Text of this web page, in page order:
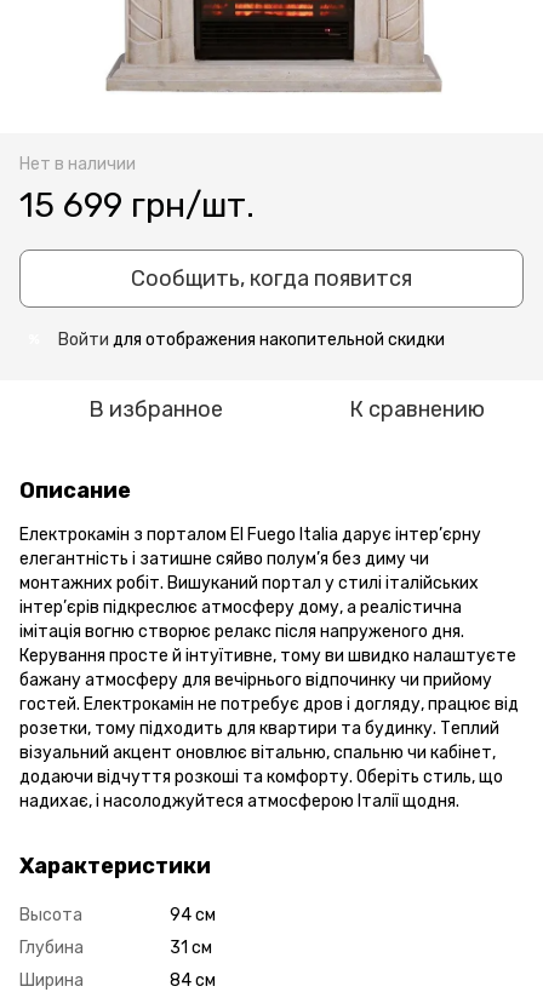
Нет в наличии
15 699 грн/шт.
Сообщить, когда появится
Войти для отображения накопительной скидки
В избранное К сравнению
Описание
Електрокамін з порталом El Fuego Italia дарує інтер’єрну
елегантність і затишне сяйво полум’я без диму чи
монтажних робіт. Вишуканий портал у стилі італійських
інтер’єрів підкреслює атмосферу дому, а реалістична
імітація вогню створює релакс після напруженого дня.
Керування просте й інтуїтивне, тому ви швидко налаштуєте
бажану атмосферу для вечірнього відпочинку чи прийому
гостей. Електрокамін не потребує дров і догляду, працює від
розетки, тому підходить для квартири та будинку. Теплий
візуальний акцент оновлює вітальню, спальню чи кабінет,
додаючи відчуття розкоші та комфорту. Оберіть стиль, що
надихає, і насолоджуйтеся атмосферою Італії щодня.
Характеристики
Высота
94 см
Глубина
31 см
Ширина
84 см